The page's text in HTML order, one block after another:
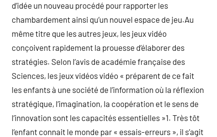
d’idée un nouveau procédé pour rapporter les
chambardement ainsi qu’un nouvel espace de jeu.Au
même titre que les autres jeux, les jeux vidéo
conçoivent rapidement la prouesse d’élaborer des
stratégies. Selon l’avis de académie française des
Sciences, les jeux vidéos vidéo « préparent de ce fait
les enfants à une société de l’information où la réflexion
stratégique, l’imagination, la coopération et le sens de
l’innovation sont les capacités essentielles »1. Très tôt
l’enfant connait le monde par « essais-erreurs », il s’agit